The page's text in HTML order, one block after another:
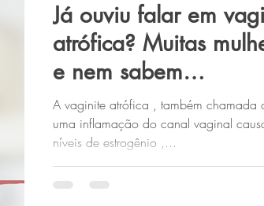
Já ouviu falar em
atrófica? Muitas
e nem sabem…
A vaginite atrófica , também chamada
uma inflamação do canal vaginal
níveis de estrogênio ,...